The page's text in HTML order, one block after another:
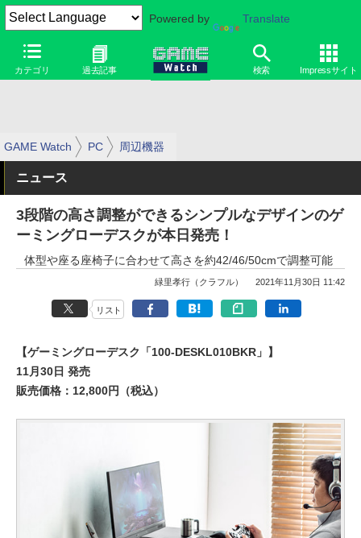
Powered by Translate
カテゴリ 過去記事 検索 Impressサイト
GAME Watch PC 周辺機器
ニュース
3段階の高さ調整ができるシンプルなデザインのゲ
ーミングローデスクが本日発売！
体型や座る座椅子に合わせて高さを約42/46/50cmで調整可能
緑里孝行（クラフル） 2021年11月30日 11:42
リスト
【ゲーミングローデスク「100-DESKL010BKR」】
11月30日 発売
販売価格：12,800円（税込）